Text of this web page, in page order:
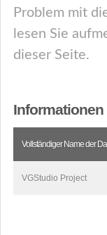
Problem mit
lesen Sie
dieser Seite.
Informationen
Vollständiger Name der
VGStudio Project